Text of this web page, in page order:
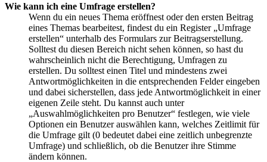
Wie kann ich eine Umfrage erstellen?
Wenn du ein neues Thema eröffnest oder den ersten Beitrag
eines Themas bearbeitest, findest du ein Register „Umfrage
erstellen“ unterhalb des Formulars zur Beitragserstellung.
Solltest du diesen Bereich nicht sehen können, so hast du
wahrscheinlich nicht die Berechtigung, Umfragen zu
erstellen. Du solltest einen Titel und mindestens zwei
Antwortmöglichkeiten in die entsprechenden Felder eingeben
und dabei sicherstellen, dass jede Antwortmöglichkeit in einer
eigenen Zeile steht. Du kannst auch unter
„Auswahlmöglichkeiten pro Benutzer“ festlegen, wie viele
Optionen ein Benutzer auswählen kann, welches Zeitlimit für
die Umfrage gilt (0 bedeutet dabei eine zeitlich unbegrenzte
Umfrage) und schließlich, ob die Benutzer ihre Stimme
ändern können.